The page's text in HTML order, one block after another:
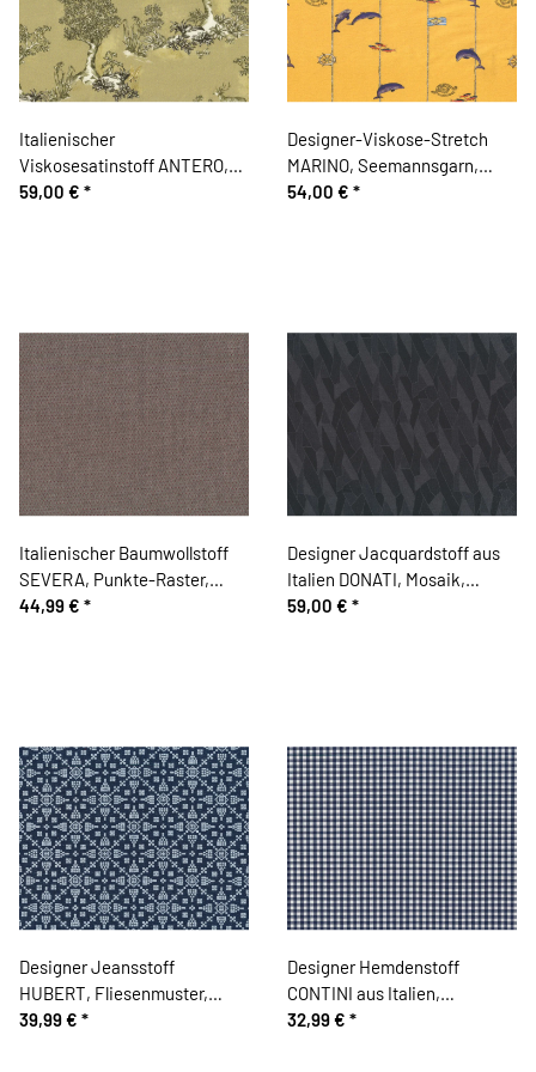
Italienischer
Viskosesatinstoff ANTERO,
Wald mit Hirschen
59,00 € *
Designer-Viskose-Stretch
MARINO, Seemannsgarn,
maisgelb
54,00 € *
Italienischer Baumwollstoff
SEVERA, Punkte-Raster,
braun
44,99 € *
Designer Jacquardstoff aus
Italien DONATI, Mosaik,
schwarz
59,00 € *
Designer Jeansstoff
HUBERT, Fliesenmuster,
dunkelblau-weiß
39,99 € *
Designer Hemdenstoff
CONTINI aus Italien,
Vichykaro, dunkelblau
32,99 € *